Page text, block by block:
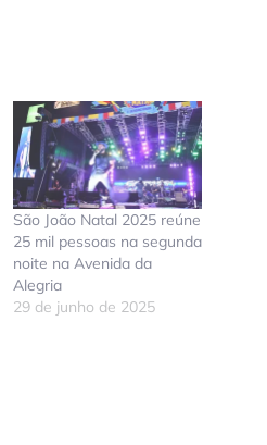
São João Natal 2025 reúne
25 mil pessoas na segunda
noite na Avenida da
Alegria
29 de junho de 2025